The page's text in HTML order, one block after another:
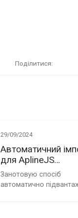
Поділитися
29/09/2024
Автоматичний
для AplineJS
компонентів
використовуя
Занотовую спосіб
автоматично